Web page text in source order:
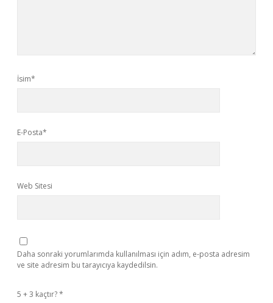
İsim*
E-Posta*
Web Sitesi
Daha sonraki yorumlarımda kullanılması için adım, e-posta adresim
ve site adresim bu tarayıcıya kaydedilsin.
5 + 3 kaçtır?*